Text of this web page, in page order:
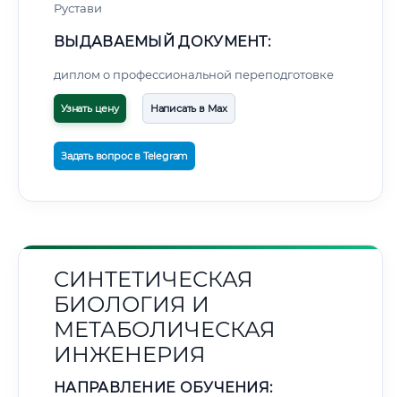
Рустави
ВЫДАВАЕМЫЙ ДОКУМЕНТ:
диплом о профессиональной переподготовке
Узнать цену Написать в Max
Задать вопрос в Telegram
СИНТЕТИЧЕСКАЯ
БИОЛОГИЯ И
МЕТАБОЛИЧЕСКАЯ
ИНЖЕНЕРИЯ
НАПРАВЛЕНИЕ ОБУЧЕНИЯ: